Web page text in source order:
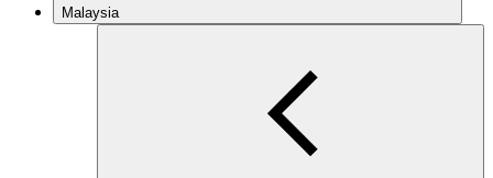
Malaysia